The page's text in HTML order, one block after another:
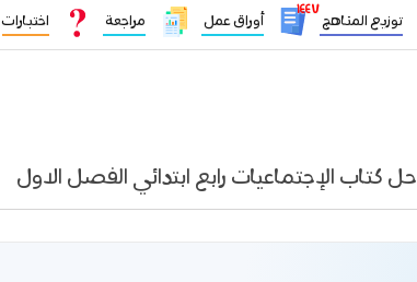
توزيع المناهج
١٤٤٧
أوراق عمل مراجعة اختبارات
حل كتاب الإجتماعيات رابع ابتدائي الفصل الاول